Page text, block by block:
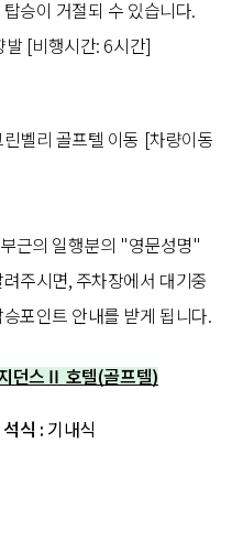
승이 거절되 수 있습니다.
[비행시간: 6시간]
벨리 골프텔 이동 [차량이동
근의 일행분의 "영문성명"
주시면, 주차장에서 대기중
포인트 안내를 받게 됩니다.
던스Ⅱ 호텔(골프텔)
석식 : 기내식